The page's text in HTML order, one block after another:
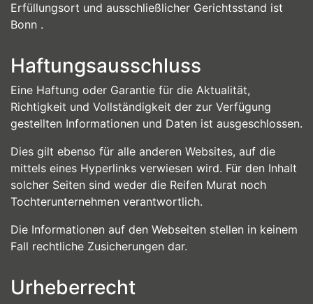
Erfüllungsort und ausschließlicher Gerichtsstand ist
Bonn .
Haftungsausschluss
Eine Haftung oder Garantie für die Aktualität,
Richtigkeit und Vollständigkeit der zur Verfügung
gestellten Informationen und Daten ist ausgeschlossen.
Dies gilt ebenso für alle anderen Websites, auf die
mittels eines Hyperlinks verwiesen wird. Für den Inhalt
solcher Seiten sind weder die Reifen Murat noch
Tochterunternehmen verantwortlich.
Die Informationen auf den Webseiten stellen in keinem
Fall rechtliche Zusicherungen dar.
Urheberrecht